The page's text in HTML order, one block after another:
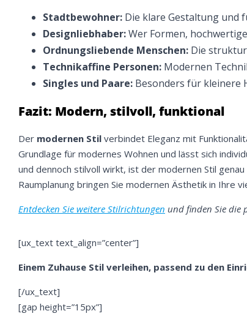
Stadtbewohner: Die klare Gestaltung und
Designliebhaber:Wer Formen,
Ordnungsliebende Menschen: Die
Technikaffine Personen: Modernen
Singles und Paare: Besonders für kleinere
Fazit: Modern, stilvoll, funktional
Der modernen Stil verbindet Eleganz mit
Grundlage für modernes Wohnen und lässt sich
und dennoch stilvoll wirkt, ist der modernen Stil
Raumplanung bringen Sie modernen Ästhetik in Ihre
Entdecken Sie weitere Stilrichtungen und finden Sie die
[ux_text text_align=”center”]
Einem Zuhause Stil verleihen, passend zu den
[/ux_text]
[gap height=”15px”]